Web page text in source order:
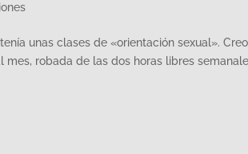
unas clases de «orientación sexual».
mes, robada de las dos horas libres